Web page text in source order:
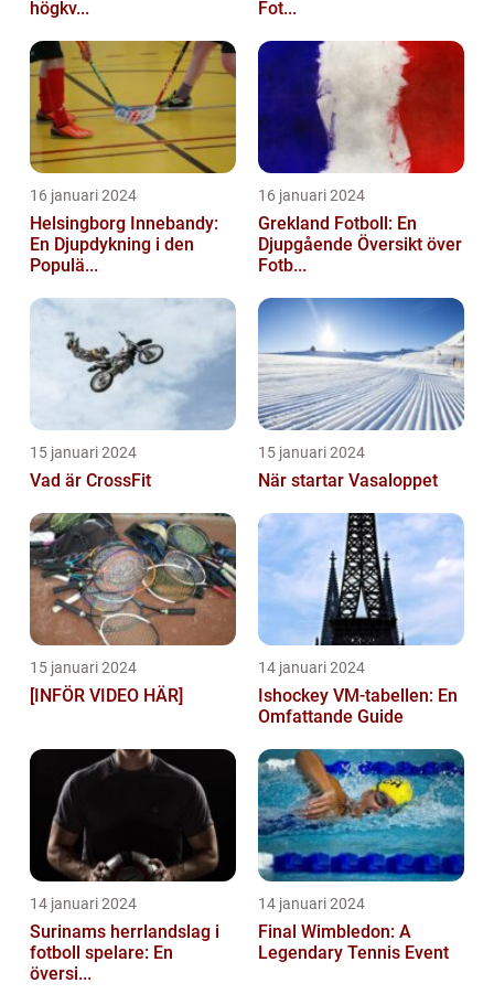
högkv...
Fot...
16 januari 2024
Helsingborg Innebandy:
En Djupdykning i den
Populä...
16 januari 2024
Grekland Fotboll: En
Djupgående Översikt över
Fotb...
15 januari 2024
Vad är CrossFit
15 januari 2024
När startar Vasaloppet
15 januari 2024
[INFÖR VIDEO HÄR]
14 januari 2024
Ishockey VM-tabellen: En
Omfattande Guide
14 januari 2024
Surinams herrlandslag i
fotboll spelare: En
översi...
14 januari 2024
Final Wimbledon: A
Legendary Tennis Event